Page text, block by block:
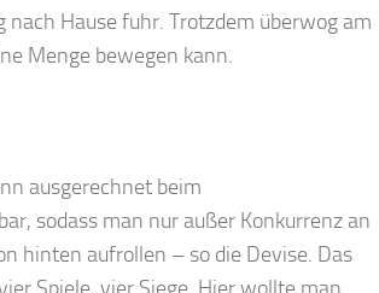
Hause fuhr. Trotzdem überwog am
Menge bewegen kann.
ausgerechnet beim
sodass man nur außer Konkurrenz an
hinten aufrollen – so die Devise. Das